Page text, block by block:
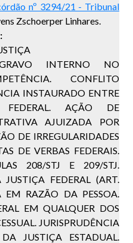
nº 3294/21 - Tribunal
Zschoerper Linhares.
INTERNO NO
CONFLITO
INSTAURADO ENTRE
AÇÃO DE
AJUIZADA POR
DE IRREGULARIDADES
DE VERBAS FEDERAIS.
208/STJ E 209/STJ.
FEDERAL (ART.
RAZÃO DA PESSOA.
EM QUALQUER DOS
JURISPRUDÊNCIA
JUSTIÇA ESTADUAL.